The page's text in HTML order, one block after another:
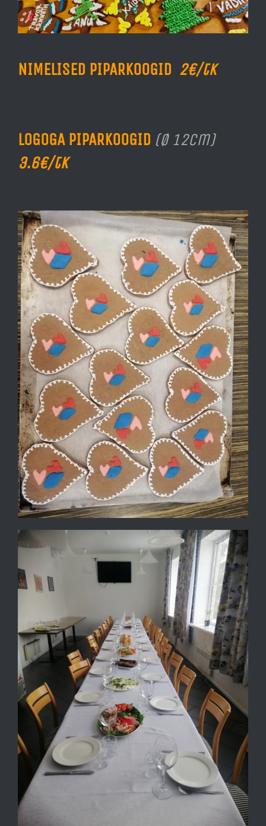
NIMELISED PIPARKOOGID 2€/tk
LOGOGA PIPARKOOGID (Ø 12cm)
3.6€/tk